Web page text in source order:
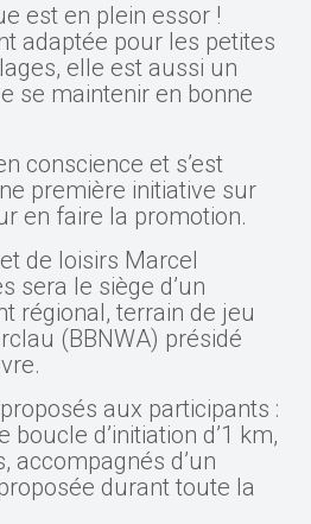
est en plein essor !
adaptée pour les petites
elle est aussi un
se maintenir en bonne
conscience et s’est
première initiative sur
en faire la promotion.
de loisirs Marcel
sera le siège d’un
régional, terrain de jeu
(BBNWA) présidé
aux participants :
boucle d’initiation d’1 km,
accompagnés d’un
durant toute la